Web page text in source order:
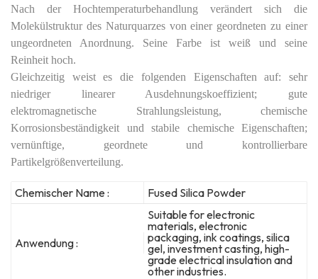
Nach der Hochtemperaturbehandlung verändert sich die
Molekülstruktur des Naturquarzes von einer geordneten zu einer
ungeordneten Anordnung. Seine Farbe ist weiß und seine
Reinheit hoch.
Gleichzeitig weist es die folgenden Eigenschaften auf: sehr
niedriger linearer Ausdehnungskoeffizient; gute
elektromagnetische Strahlungsleistung, chemische
Korrosionsbeständigkeit und stabile chemische Eigenschaften;
vernünftige, geordnete und kontrollierbare
Partikelgrößenverteilung.
Chemischer Name : Fused Silica Powder
Anwendung :
Suitable for electronic
materials, electronic
packaging, ink coatings, silica
gel, investment casting, high-
grade electrical insulation and
other industries.